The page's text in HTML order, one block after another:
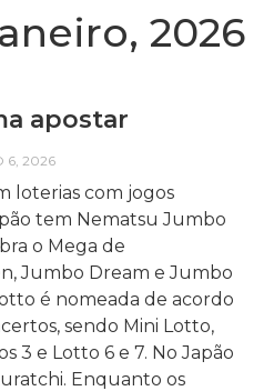
2026
apostar
6, 2026
loterias com jogos
tem Nematsu Jumbo
o Mega de
Jumbo Dream e Jumbo
é nomeada de acordo
sendo Mini Lotto,
3 e Lotto 6 e 7. No Japão
Enquanto os